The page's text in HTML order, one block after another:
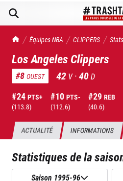
TrashTalk Actu NBA
Équipes NBA CLIPPERS Stats
Los Angeles Clippers
#8 OUEST 42 V ·40D
#24 PTS+
(113.8)
#10 PTS-
(112.6)
#29 REB
(40.6)
ACTUALITÉ INFORMATIONS
Statistiques de la
Saison 1995-96